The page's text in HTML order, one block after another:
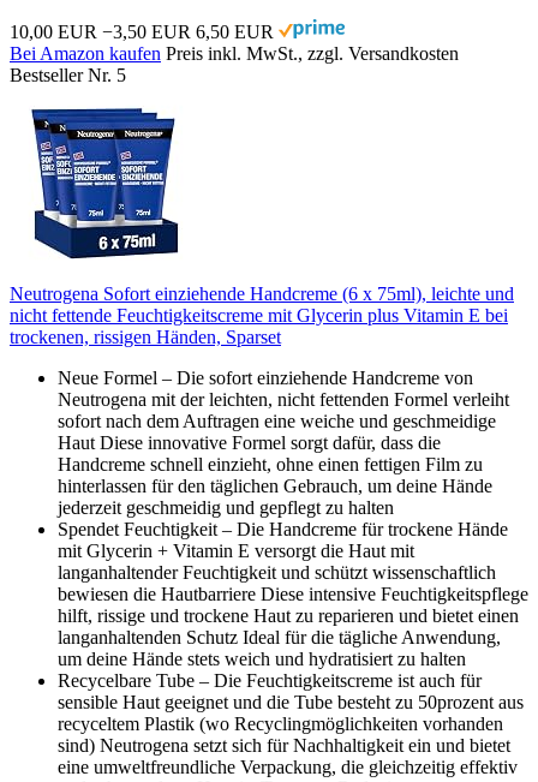
10,00 EUR −3,50 EUR 6,50 EUR
Bei Amazon kaufen Preis inkl. MwSt., zzgl. Versandkosten
Bestseller Nr. 5
Neutrogena Sofort einziehende Handcreme (6 x 75ml), leichte und
nicht fettende Feuchtigkeitscreme mit Glycerin plus Vitamin E bei
trockenen, rissigen Händen, Sparset
Neue Formel – Die sofort einziehende Handcreme von
Neutrogena mit der leichten, nicht fettenden Formel verleiht
sofort nach dem Auftragen eine weiche und geschmeidige
Haut Diese innovative Formel sorgt dafür, dass die
Handcreme schnell einzieht, ohne einen fettigen Film zu
hinterlassen für den täglichen Gebrauch, um deine Hände
jederzeit geschmeidig und gepflegt zu halten
Spendet Feuchtigkeit – Die Handcreme für trockene Hände
mit Glycerin + Vitamin E versorgt die Haut mit
langanhaltender Feuchtigkeit und schützt wissenschaftlich
bewiesen die Hautbarriere Diese intensive Feuchtigkeitspflege
hilft, rissige und trockene Haut zu reparieren und bietet einen
langanhaltenden Schutz Ideal für die tägliche Anwendung,
um deine Hände stets weich und hydratisiert zu halten
Recycelbare Tube – Die Feuchtigkeitscreme ist auch für
sensible Haut geeignet und die Tube besteht zu 50prozent aus
recyceltem Plastik (wo Recyclingmöglichkeiten vorhanden
sind) Neutrogena setzt sich für Nachhaltigkeit ein und bietet
eine umweltfreundliche Verpackung, die gleichzeitig effektiv